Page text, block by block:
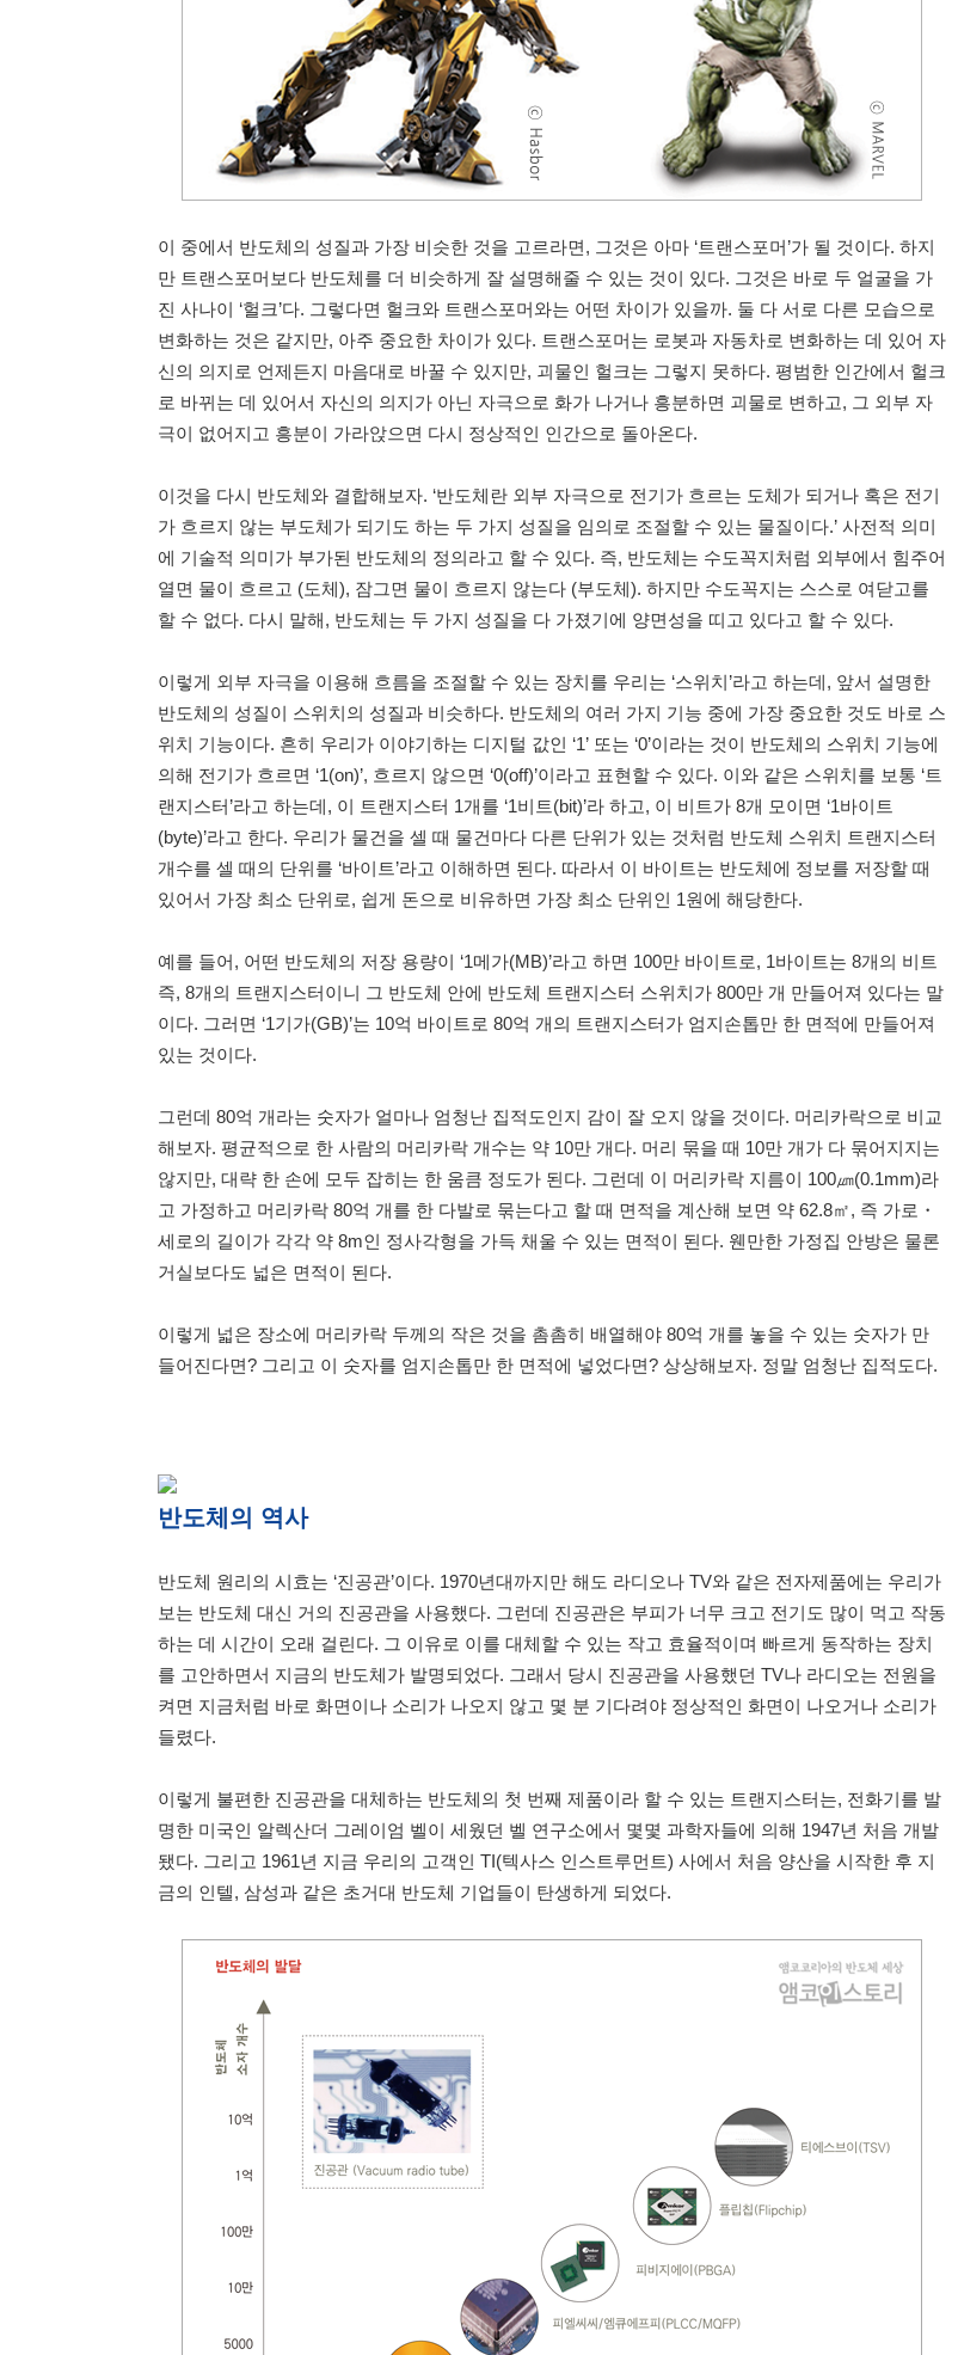
이 중에서 반도체의 성질과 가장 비슷한 것을 고르라면, 그것은 아마 ‘트랜스포머’가 될 것이다. 하지
만 트랜스포머보다 반도체를 더 비슷하게 잘 설명해줄 수 있는 것이 있다. 그것은 바로 두 얼굴을 가
진 사나이 ‘헐크’다. 그렇다면 헐크와 트랜스포머와는 어떤 차이가 있을까. 둘 다 서로 다른 모습으로
변화하는 것은 같지만, 아주 중요한 차이가 있다. 트랜스포머는 로봇과 자동차로 변화하는 데 있어 자
신의 의지로 언제든지 마음대로 바꿀 수 있지만, 괴물인 헐크는 그렇지 못하다. 평범한 인간에서 헐크
로 바뀌는 데 있어서 자신의 의지가 아닌 자극으로 화가 나거나 흥분하면 괴물로 변하고, 그 외부 자
극이 없어지고 흥분이 가라앉으면 다시 정상적인 인간으로 돌아온다.
이것을 다시 반도체와 결합해보자. ‘반도체란 외부 자극으로 전기가 흐르는 도체가 되거나 혹은 전기
가 흐르지 않는 부도체가 되기도 하는 두 가지 성질을 임의로 조절할 수 있는 물질이다.’ 사전적 의미
에 기술적 의미가 부가된 반도체의 정의라고 할 수 있다. 즉, 반도체는 수도꼭지처럼 외부에서 힘주어
열면 물이 흐르고 (도체), 잠그면 물이 흐르지 않는다 (부도체). 하지만 수도꼭지는 스스로 여닫고를
할 수 없다. 다시 말해, 반도체는 두 가지 성질을 다 가졌기에 양면성을 띠고 있다고 할 수 있다.
이렇게 외부 자극을 이용해 흐름을 조절할 수 있는 장치를 우리는 ‘스위치’라고 하는데, 앞서 설명한
반도체의 성질이 스위치의 성질과 비슷하다. 반도체의 여러 가지 기능 중에 가장 중요한 것도 바로 스
위치 기능이다. 흔히 우리가 이야기하는 디지털 값인 ‘1’ 또는 ‘0’이라는 것이 반도체의 스위치 기능에
의해 전기가 흐르면 ‘1(on)’, 흐르지 않으면 ‘0(off)’이라고 표현할 수 있다. 이와 같은 스위치를 보통 ‘트
랜지스터’라고 하는데, 이 트랜지스터 1개를 ‘1비트(bit)’라 하고, 이 비트가 8개 모이면 ‘1바이트
(byte)’라고 한다. 우리가 물건을 셀 때 물건마다 다른 단위가 있는 것처럼 반도체 스위치 트랜지스터
개수를 셀 때의 단위를 ‘바이트’라고 이해하면 된다. 따라서 이 바이트는 반도체에 정보를 저장할 때
있어서 가장 최소 단위로, 쉽게 돈으로 비유하면 가장 최소 단위인 1원에 해당한다.
예를 들어, 어떤 반도체의 저장 용량이 ‘1메가(MB)’라고 하면 100만 바이트로, 1바이트는 8개의 비트
즉, 8개의 트랜지스터이니 그 반도체 안에 반도체 트랜지스터 스위치가 800만 개 만들어져 있다는 말
이다. 그러면 ‘1기가(GB)’는 10억 바이트로 80억 개의 트랜지스터가 엄지손톱만 한 면적에 만들어져
있는 것이다.
그런데 80억 개라는 숫자가 얼마나 엄청난 집적도인지 감이 잘 오지 않을 것이다. 머리카락으로 비교
해보자. 평균적으로 한 사람의 머리카락 개수는 약 10만 개다. 머리 묶을 때 10만 개가 다 묶어지지는
않지만, 대략 한 손에 모두 잡히는 한 움큼 정도가 된다. 그런데 이 머리카락 지름이 100㎛(0.1mm)라
고 가정하고 머리카락 80억 개를 한 다발로 묶는다고 할 때 면적을 계산해 보면 약 62.8㎡, 즉 가로・
세로의 길이가 각각 약 8m인 정사각형을 가득 채울 수 있는 면적이 된다. 웬만한 가정집 안방은 물론
거실보다도 넓은 면적이 된다.
이렇게 넓은 장소에 머리카락 두께의 작은 것을 촘촘히 배열해야 80억 개를 놓을 수 있는 숫자가 만
들어진다면? 그리고 이 숫자를 엄지손톱만 한 면적에 넣었다면? 상상해보자. 정말 엄청난 집적도다.
반도체의 역사
반도체 원리의 시효는 ‘진공관’이다. 1970년대까지만 해도 라디오나 TV와 같은 전자제품에는 우리가
보는 반도체 대신 거의 진공관을 사용했다. 그런데 진공관은 부피가 너무 크고 전기도 많이 먹고 작동
하는 데 시간이 오래 걸린다. 그 이유로 이를 대체할 수 있는 작고 효율적이며 빠르게 동작하는 장치
를 고안하면서 지금의 반도체가 발명되었다. 그래서 당시 진공관을 사용했던 TV나 라디오는 전원을
켜면 지금처럼 바로 화면이나 소리가 나오지 않고 몇 분 기다려야 정상적인 화면이 나오거나 소리가
들렸다.
이렇게 불편한 진공관을 대체하는 반도체의 첫 번째 제품이라 할 수 있는 트랜지스터는, 전화기를 발
명한 미국인 알렉산더 그레이엄 벨이 세웠던 벨 연구소에서 몇몇 과학자들에 의해 1947년 처음 개발
됐다. 그리고 1961년 지금 우리의 고객인 TI(텍사스 인스트루먼트) 사에서 처음 양산을 시작한 후 지
금의 인텔, 삼성과 같은 초거대 반도체 기업들이 탄생하게 되었다.